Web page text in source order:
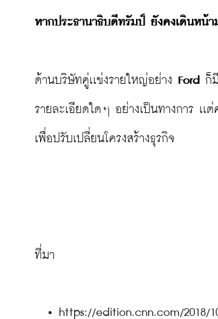
หากประธานาธิบดีทรัมป์ ยังคงเดินหน้า
ด้านบริษัทคู่เเข่งรายใหญ่อย่าง Ford ก็
รายละเอียดใดๆ อย่างเป็นทางการ เเ
เพื่อปรับเปลี่ยนโครงสร้างธุรกิจ
https://edition.cnn.com/2018/